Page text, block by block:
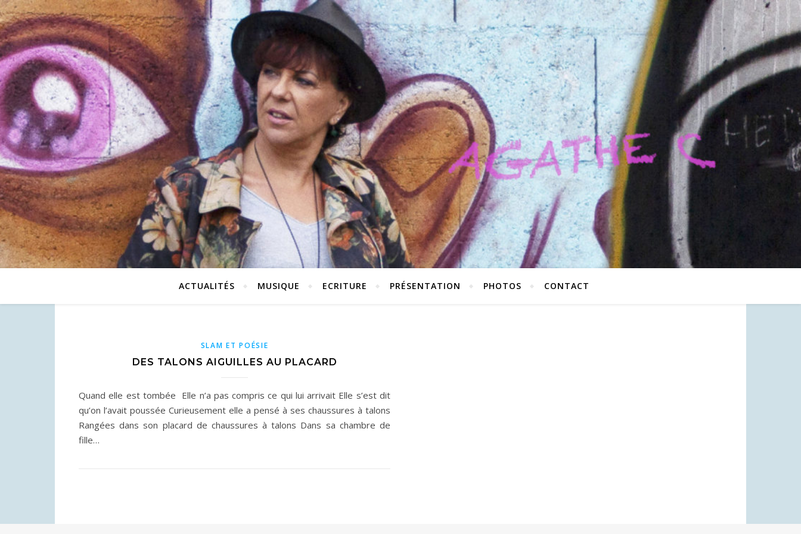
ACTUALITÉS MUSIQUE ECRITURE PRÉSENTATION PHOTOS CONTACT
SLAM ET POÉSIE
DES TALONS AIGUILLES AU PLACARD
Quand elle est tombée Elle n’a pas compris ce qui lui arrivait Elle s’est dit
qu’on l’avait poussée Curieusement elle a pensé à ses chaussures à talons
Rangées dans son placard de chaussures à talons Dans sa chambre de
fille…